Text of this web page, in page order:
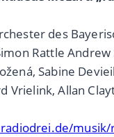
des
Rattle Andrew
Sabine
Vrielink, Allan